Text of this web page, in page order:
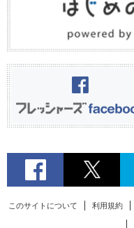
このサイトについて 利用規約